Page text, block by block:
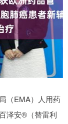
（EMA）人用药
泽安®（替雷利